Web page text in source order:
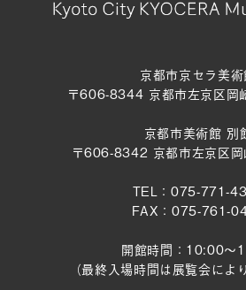
京都市京セラ美
〒606-8344 京都市左京区岡
京都市美術館 別
〒606-8342 京都市左京区
TEL：075-771-
FAX：075-761-
開館時間：10:00～
（最終入場時間は展覧会によ